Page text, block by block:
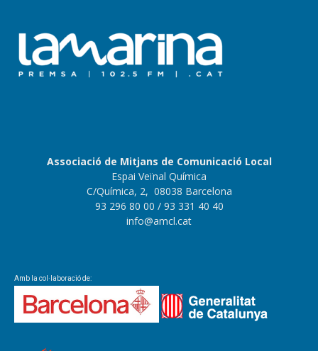
Associació de Mitjans de Comunicació Local
Espai Veïnal Química
C/Química, 2, 08038 Barcelona
93 296 80 00 / 93 331 40 40
info@amcl.cat
Amb la col·laboració de: